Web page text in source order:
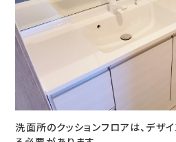
洗面所のクッションフロアは、デザ